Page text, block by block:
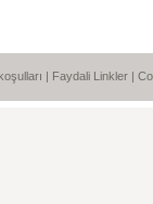
| Faydali Linkler |